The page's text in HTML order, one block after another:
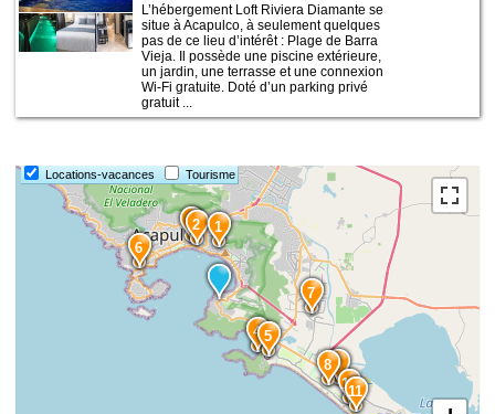
L’hébergement Loft Riviera Diamante se
situe à Acapulco, à seulement quelques
pas de ce lieu d’intérêt : Plage de Barra
Vieja. Il possède une piscine extérieure,
un jardin, une terrasse et une connexion
Wi-Fi gratuite. Doté d’un parking privé
gratuit ...
Locations-vacances Tourisme
11
10
9
8
7
6
5
4
32 1